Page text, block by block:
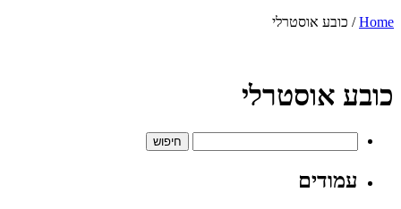
Home/ כובע אוסטרלי
כובע אוסטרלי
עמודים